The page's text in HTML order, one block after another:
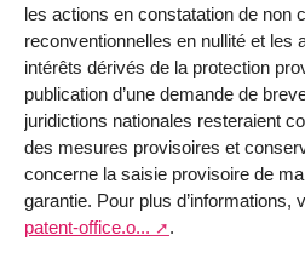
les actions en constatation de non
reconventionnelles en nullité et les
intérêts dérivés de la protection
publication d’une demande de
juridictions nationales resteraient
des mesures provisoires et
concerne la saisie provisoire de
garantie. Pour plus d’informations,
patent-office.o...
.